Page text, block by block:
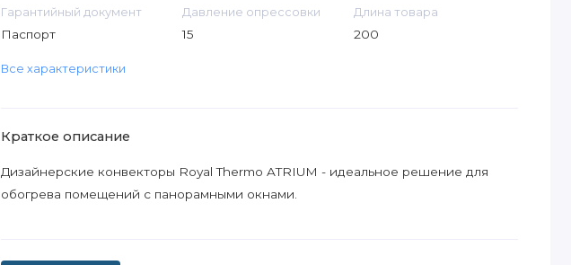
Гарантийный документ
Паспорт
Давление опрессовки
15
Длина товара
200
Все характеристики
Краткое описание
Дизайнерские конвекторы Royal Thermo ATRIUM - идеальное решение для
обогрева помещений c панорамными окнами.